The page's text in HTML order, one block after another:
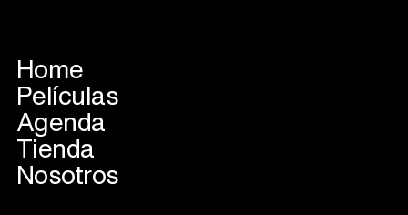
Home
Películas
Agenda
Tienda
Nosotros